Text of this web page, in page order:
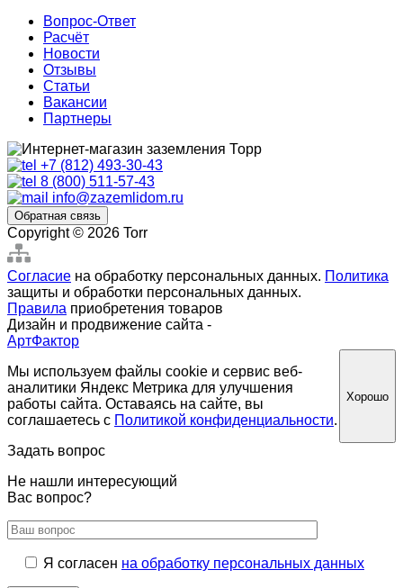
Вопрос-Ответ
Расчёт
Новости
Отзывы
Статьи
Вакансии
Партнеры
+7 (812) 493-30-43
8 (800) 511-57-43
info@zazemlidom.ru
Обратная связь
Copyright © 2026 Torr
Согласие на обработку персональных данных. Политика
защиты и обработки персональных данных.
Правила приобретения товаров
Дизайн и продвижение сайта -
АртФактор
Мы используем файлы cookie и сервис веб-
аналитики Яндекс Метрика для улучшения
работы сайта. Оставаясь на сайте, вы
соглашаетесь с Политикой конфиденциальности.
Хорошо
Задать вопрос
Не нашли интересующий
Вас вопрос?
Я согласен на обработку персональных данных